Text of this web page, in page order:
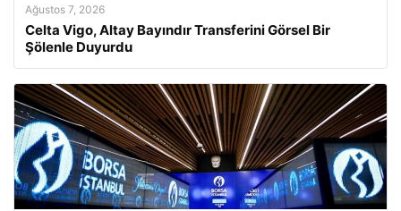
Ağustos 7, 2026
Celta Vigo, Altay Bayındır Transferini Görsel Bir
Şölenle Duyurdu